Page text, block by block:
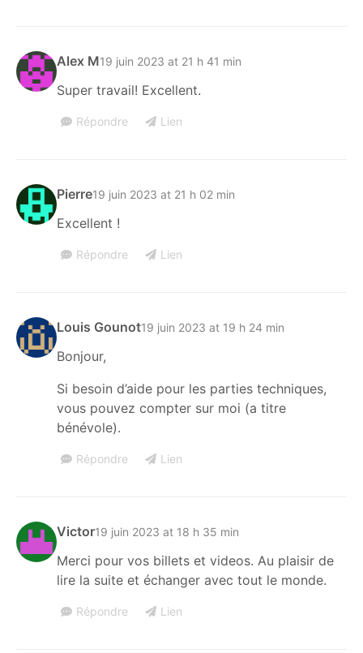
Alex M19 juin 2023 at 21 h 41 min
Super travail! Excellent.
Répondre Lien
Pierre19 juin 2023 at 21 h 02 min
Excellent !
Répondre Lien
Louis Gounot19 juin 2023 at 19 h 24 min
Bonjour,
Si besoin d’aide pour les parties techniques,
vous pouvez compter sur moi (a titre
bénévole).
Répondre Lien
Victor19 juin 2023 at 18 h 35 min
Merci pour vos billets et videos. Au plaisir de
lire la suite et échanger avec tout le monde.
Répondre Lien